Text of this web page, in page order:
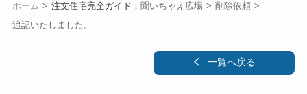
ホーム 注文住宅完全ガイド： 聞いちゃえ広場
削除依頼
追記いたしました。
一覧へ戻る